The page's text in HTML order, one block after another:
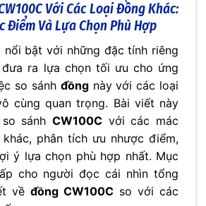
Với Các Loại Đồng Khác:
Điểm Và Lựa Chọn Phù Hợp
nổi bật với những đặc tính riêng
ra lựa chọn tối ưu cho ứng
so sánh đồngnày với các loại
cùng quan trọng. Bài viết này
sánh CW100C với các mác
phân tích ưu nhược điểm,
ý lựa chọn phù hợp nhất. Mục
cho người đọc cái nhìn tổng
về đồng CW100C so với các